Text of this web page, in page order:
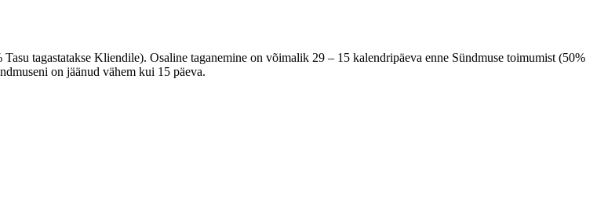
tagastatakse Kliendile). Osaline taganemine on võimalik 29 – 15 kalendripäeva enne Sündmuse toimumist (50%
on jäänud vähem kui 15 päeva.